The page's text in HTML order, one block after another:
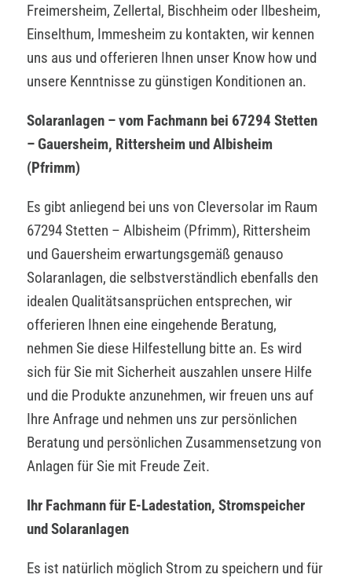
Freimersheim, Zellertal, Bischheim oder Ilbesheim,
Einselthum, Immesheim zu kontakten, wir kennen
uns aus und offerieren Ihnen unser Know how und
unsere Kenntnisse zu günstigen Konditionen an.
Solaranlagen – vom Fachmann bei 67294 Stetten
– Gauersheim, Rittersheim und Albisheim
(Pfrimm)
Es gibt anliegend bei uns von Cleversolar im Raum
67294 Stetten – Albisheim (Pfrimm), Rittersheim
und Gauersheim erwartungsgemäß genauso
Solaranlagen, die selbstverständlich ebenfalls den
idealen Qualitätsansprüchen entsprechen, wir
offerieren Ihnen eine eingehende Beratung,
nehmen Sie diese Hilfestellung bitte an. Es wird
sich für Sie mit Sicherheit auszahlen unsere Hilfe
und die Produkte anzunehmen, wir freuen uns auf
Ihre Anfrage und nehmen uns zur persönlichen
Beratung und persönlichen Zusammensetzung von
Anlagen für Sie mit Freude Zeit.
Ihr Fachmann für E-Ladestation, Stromspeicher
und Solaranlagen
Es ist natürlich möglich Strom zu speichern und für